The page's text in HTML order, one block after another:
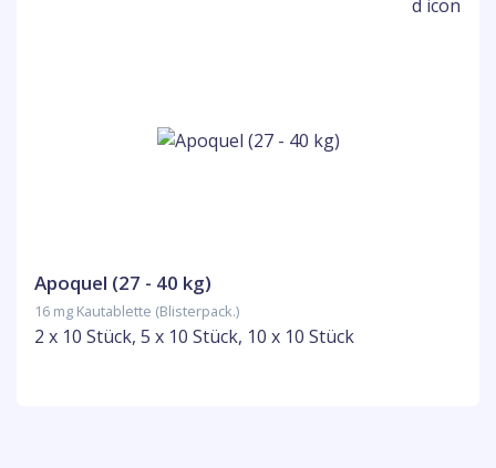
Apoquel (27 - 40 kg)
16 mg Kautablette (Blisterpack.)
2 x 10 Stück, 5 x 10 Stück, 10 x 10 Stück